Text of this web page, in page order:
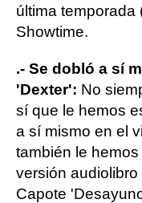
última temporada
Showtime.
.- Se dobló a sí
'Dexter': No
sí que le hemos
a sí mismo en el
también le
versión
Capote